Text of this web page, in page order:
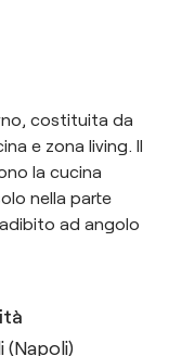
costituita da
e zona living. Il
la cucina
nella parte
ad angolo
(Napoli)